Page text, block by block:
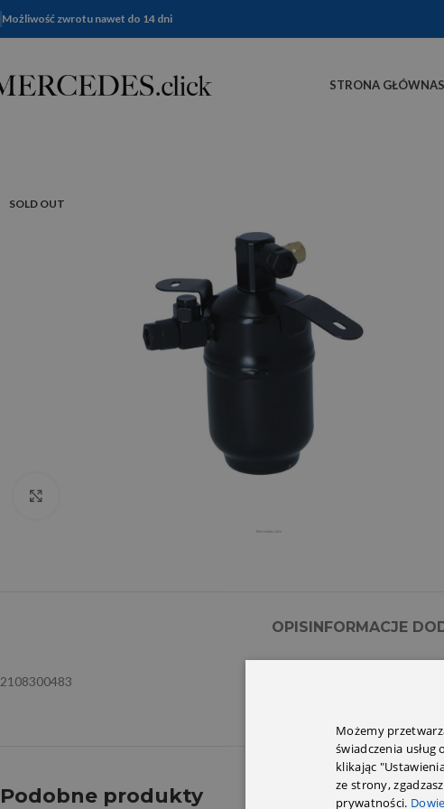
Możliwość zwrotu nawet do 14 dni
STRONA GŁÓWNA
SOLD OUT
OPISINFORMACJE
2108300483
Podobne produkty
Możemy
świadczenia
klikając
ze strony,
prywatności.